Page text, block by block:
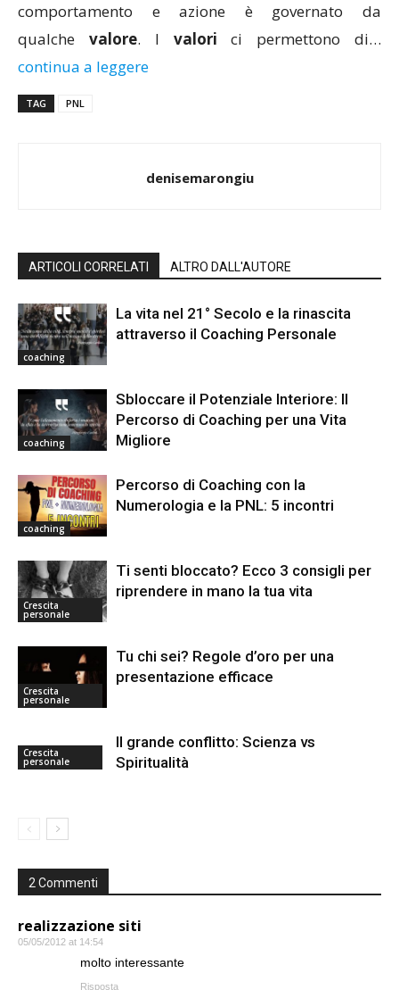
comportamento e azione è governato da
qualche valore. I valori ci permettono di…
continua a leggere
TAG PNL
denisemarongiu
ARTICOLI CORRELATI ALTRO DALL'AUTORE
coaching
La vita nel 21° Secolo e la rinascita
attraverso il Coaching Personale
coaching
Sbloccare il Potenziale Interiore: Il
Percorso di Coaching per una Vita
Migliore
coaching
Percorso di Coaching con la
Numerologia e la PNL: 5 incontri
Crescita
personale
Ti senti bloccato? Ecco 3 consigli per
riprendere in mano la tua vita
Crescita
personale
Tu chi sei? Regole d’oro per una
presentazione efficace
Crescita
personale
Il grande conflitto: Scienza vs
Spiritualità
2 Commenti
realizzazione siti
05/05/2012 at 14:54
molto interessante
Risposta